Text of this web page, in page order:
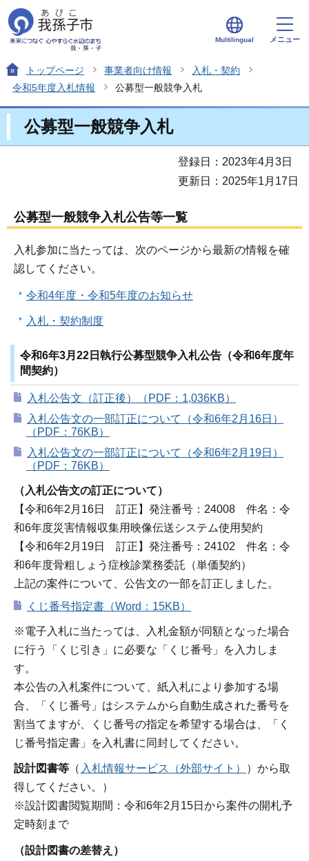
Multilingual メニュー
トップページ 事業者向け情報
入札・契約
令和5年度入札情報
公募型一般競争入札
公募型一般競争入札
登録日：2023年4月3日
更新日：2025年1月17日
公募型一般競争入札公告等一覧
入札参加に当たっては、次のページから最新の情報を確
認してください。
令和4年度・令和5年度のお知らせ
入札・契約制度
令和6年3月22日執行公募型競争入札公告（令和6年度年
間契約）
入札公告文（訂正後）（PDF：1,036KB）
入札公告文の一部訂正について（令和6年2月16日）
（PDF：76KB）
入札公告文の一部訂正について（令和6年2月19日）
（PDF：76KB）
（入札公告文の訂正について）
【令和6年2月16日 訂正】発注番号：24008 件名：令
和6年度災害情報収集用映像伝送システム使用契約
【令和6年2月19日 訂正】発注番号：24102 件名：令
和6年度骨粗しょう症検診業務委託（単価契約）
上記の案件について、公告文の一部を訂正しました。
くじ番号指定書（Word：15KB）
※電子入札に当たっては、入札金額が同額となった場合
に行う「くじ引き」に必要な「くじ番号」を入力しま
す。
本公告の入札案件について、紙入札により参加する場
合、「くじ番号」はシステムから自動生成された番号を
割当てますが、くじ番号の指定を希望する場合は、「く
じ番号指定書」を入札書に同封してください。
設計図書等 （ 入札情報サービス（外部サイト）
）から取
得してください。）
※設計図書閲覧期間：令和6年2月15日から案件の開札予
定時刻まで
（設計図書の差替え）